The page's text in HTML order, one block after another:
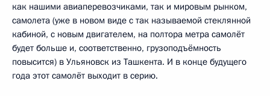
как нашими авиаперевозчиками, так и мировым рынком,
самолета (уже в новом виде с так называемой стеклянной
кабиной, с новым двигателем, на полтора метра самолёт
будет больше и, соответственно, грузоподъёмность
повысится) в Ульяновск из Ташкента. И в конце будущего
года этот самолёт выходит в серию.